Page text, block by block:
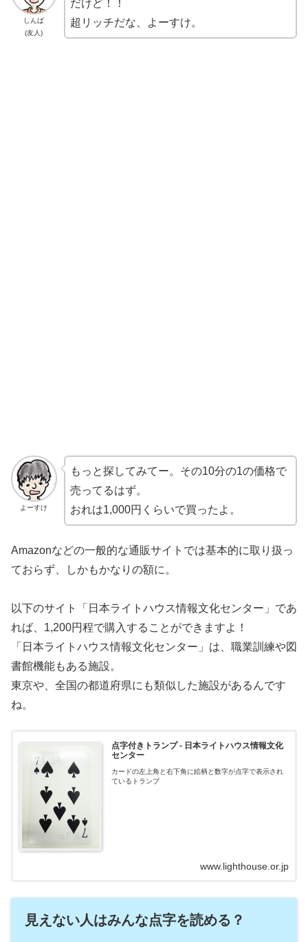
しんば
(友人)
だけど！！
超リッチだな、よーすけ。
よーすけ
もっと探してみてー。その10分の1の価格で
売ってるはず。
おれは1,000円くらいで買ったよ。
Amazonなどの一般的な通販サイトでは基本的に取り扱っ
ておらず、しかもかなりの額に。
以下のサイト「日本ライトハウス情報文化センター」であ
れば、1,200円程で購入することができますよ！
「日本ライトハウス情報文化センター」は、職業訓練や図
書館機能もある施設。
東京や、全国の都道府県にも類似した施設があるんです
ね。
点字付きトランプ - 日本ライトハウス情報文化
センター
カードの左上角と右下角に絵柄と数字が点字で表示され
ているトランプ
www.lighthouse.or.jp
見えない人はみんな点字を読める？